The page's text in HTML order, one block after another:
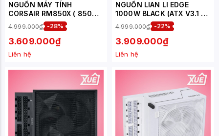
NGUỒN MÁY TÍNH
CORSAIR RM850X ( 850W
- ATX 3.1 - PCIE 5.1 - 80
PLUS GOLD- FULL MODUL )
( CP-9020270-NA )
4.999.000₫ -28%
3.609.000₫
Liên hệ
NGUỒN LIAN LI EDGE
1000W BLACK (ATX V3.1 -
80 PLUS GOLD - FULL
MODULAR - USB HUB
INCLUDED)
4.999.000₫ -22%
3.909.000₫
Liên hệ